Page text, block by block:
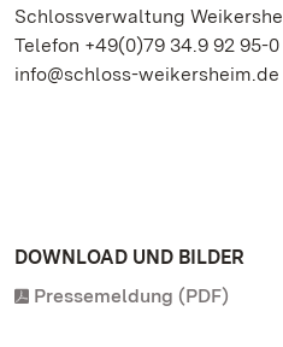
Schlossverwaltung
Telefon +49(0)79 34.9 92 95-0
info@schloss-weikersheim.de
DOWNLOAD UND BILDER
Pressemeldung (PDF)